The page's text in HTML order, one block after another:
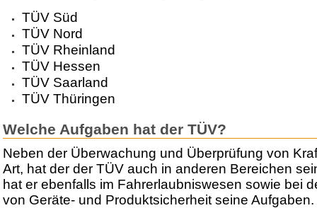
TÜV Süd
TÜV Nord
TÜV Rheinland
TÜV Hessen
TÜV Saarland
TÜV Thüringen
Welche Aufgaben hat der TÜV?
Neben der Überwachung und Überprüfung von
Art, hat der der TÜV auch in anderen Bereichen
hat er ebenfalls im Fahrerlaubniswesen sowie bei
von Geräte- und Produktsicherheit seine Aufgaben.